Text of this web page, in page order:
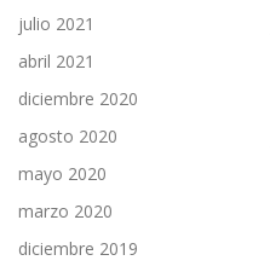
julio 2021
abril 2021
diciembre 2020
agosto 2020
mayo 2020
marzo 2020
diciembre 2019